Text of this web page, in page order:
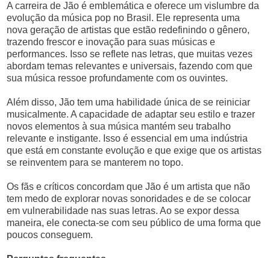
A carreira de Jão é emblemática e oferece um vislumbre da
evolução da música pop no Brasil. Ele representa uma
nova geração de artistas que estão redefinindo o gênero,
trazendo frescor e inovação para suas músicas e
performances. Isso se reflete nas letras, que muitas vezes
abordam temas relevantes e universais, fazendo com que
sua música ressoe profundamente com os ouvintes.
Além disso, Jão tem uma habilidade única de se reiniciar
musicalmente. A capacidade de adaptar seu estilo e trazer
novos elementos à sua música mantém seu trabalho
relevante e instigante. Isso é essencial em uma indústria
que está em constante evolução e que exige que os artistas
se reinventem para se manterem no topo.
Os fãs e críticos concordam que Jão é um artista que não
tem medo de explorar novas sonoridades e de se colocar
em vulnerabilidade nas suas letras. Ao se expor dessa
maneira, ele conecta-se com seu público de uma forma que
poucos conseguem.